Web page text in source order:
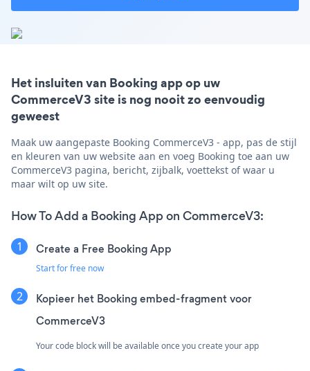
Het insluiten van Booking app op uw
CommerceV3 site is nog nooit zo eenvoudig
geweest
Maak uw aangepaste Booking CommerceV3 - app, pas de stijl
en kleuren van uw website aan en voeg Booking toe aan uw
CommerceV3 pagina, bericht, zijbalk, voettekst of waar u
maar wilt op uw site.
How To Add a Booking App on CommerceV3:
Create a Free Booking App
Start for free now
Kopieer het Booking embed-fragment voor
CommerceV3
Your code block will be available once you create your app